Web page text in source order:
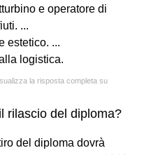
e operatore di
...
estetico. ...
logistica.
la risposta completa su
rilascio del diploma?
del diploma dovrà